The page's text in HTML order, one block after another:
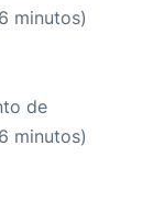
minutos)
de
minutos)